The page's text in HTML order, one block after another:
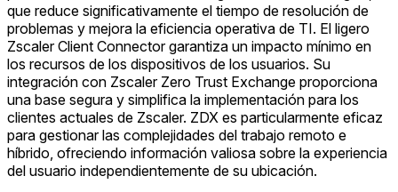
que reduce significativamente el tiempo de resolución de
problemas y mejora la eficiencia operativa de TI. El ligero
Zscaler Client Connector garantiza un impacto mínimo en
los recursos de los dispositivos de los usuarios. Su
integración con Zscaler Zero Trust Exchange proporciona
una base segura y simplifica la implementación para los
clientes actuales de Zscaler. ZDX es particularmente eficaz
para gestionar las complejidades del trabajo remoto e
híbrido, ofreciendo información valiosa sobre la experiencia
del usuario independientemente de su ubicación.